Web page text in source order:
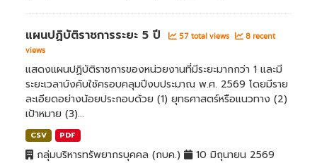
แผนปฏิบัติราชการระยะ 5 ปี 57 total views
8 recent
views
แสดงแผนปฏิบัติราชการของหน่วยงานที่มีระยะมากกว่า 1 และมี
ระยะเวลาบังคับใช้ครอบคลุมปีงบประมาณ พ.ศ. 2569 โดยมีราย
ละเอียดอย่างน้อยประกอบด้วย (1) ยุทธศาสตร์หรือแนวทาง (2)
เป้าหมาย (3)...
CSV PDF
กลุ่มบริหารทรัพยากรบุคคล (กบค.) 10 มิถุนายน 2569